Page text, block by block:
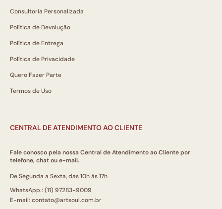
Consultoria Personalizada
Política de Devolução
Política de Entrega
Política de Privacidade
Quero Fazer Parte
Termos de Uso
CENTRAL DE ATENDIMENTO AO CLIENTE
Fale conosco pela nossa Central de Atendimento ao Cliente por
telefone, chat ou e-mail.
De Segunda a Sexta, das 10h às 17h
WhatsApp.: (11) 97283-9009
E-mail: contato@artsoul.com.br